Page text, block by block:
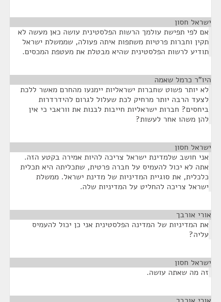
ישראל חסון
אם לפי תפישת עולמך הרשות הפלסטינית עושה כאן מעשה לא
תקין וחברות פרטיות משתפות איתה פעולה, שממשלת ישראל
תודיע לרשות הפלסטינית שהיא מבטלת את מעטפת המכסים.
היו"ר כרמל שאמה
לא יותר פשוט שחברות ישראליות יימנעו מהחרם מאשר ללכת
לצעד הרבה יותר מרחיק לכת שעלול לגרום להידרדרות
ביחסים? חברות ישראליות חייבות לבנות את ווראבי כי אין
להן משהו אחר לעשות?
ישראל חסון
אני חושב שלמדינת ישראל צריכה להיות אמירה בקטע הזה.
אתה לא יכול להעמיס על חברה פרטית, שתכליתה היא תכלית
כלכלית, את סוגיית המדיניות של מדינת ישראל. ממשלת
ישראל צריכה להחליט על המדיניות שלה.
אורי אורבך
את המדיניות של המדינה הפלסטינית אני כן יכול להעמיס
עליה?
ישראל חסון
זה מה שאתה עושה.